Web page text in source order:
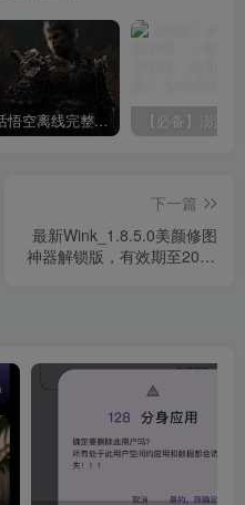
黑神话悟空离线完整版+修改器
下一篇
最新Wink_1.8.5.0美颜修图
神器解锁版，有效期至2099